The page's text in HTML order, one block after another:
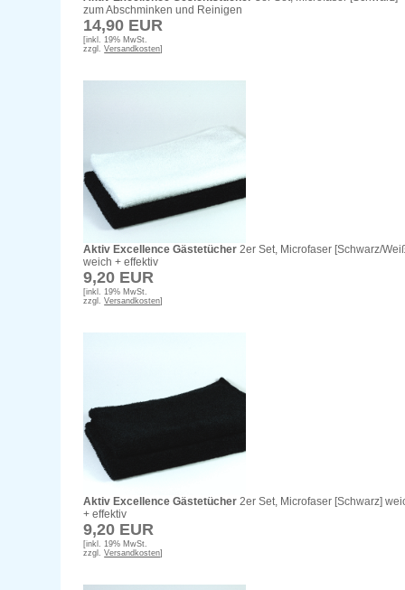
zum Abschminken und Reinigen
14,90 EUR
[inkl. 19% MwSt.
zzgl.Versandkosten]
Aktiv Excellence Gästetücher 2er Set, Microfaser [Schwarz/
weich + effektiv
9,20 EUR
[inkl. 19% MwSt.
zzgl.Versandkosten]
Aktiv Excellence Gästetücher 2er Set, Microfaser [Schwarz]
+ effektiv
9,20 EUR
[inkl. 19% MwSt.
zzgl.Versandkosten]